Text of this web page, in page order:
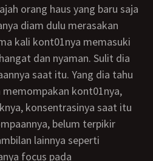
orang haus yang baru saja
diam dulu merasakan
kali kont01nya memasuki
dan nyaman. Sulit dia
saat itu. Yang dia tahu
memompakan kont01nya,
konsentrasinya saat itu
belum terpikir
lainnya seperti
focus pada